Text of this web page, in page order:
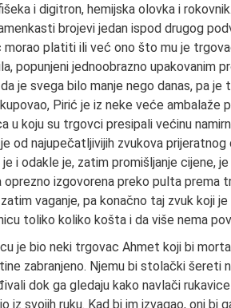
i digitron, hemijska olovka i
brojevi jedan ispod drugog
morao platiti ili već ono što mu je
popunjeni jednoobrazno upakovanim
je svega bilo manje nego danas, pa
Pirić je iz neke veće ambalaže
u koju su trgovci presipali većinu
od najupečatljivijih zvukova
je i odakle je, zatim promišljanje cijene,
oprezno izgovorena preko pulta prema
vaganje, pa konačno taj zvuk koji
toliko koliko košta i da više nema
je bio neki trgovac Ahmet koji bi
zabranjeno. Njemu bi stolački šereti
dok ga gledaju kako navlači
iz svojih ruku. Kad bi im izvagao, oni bi